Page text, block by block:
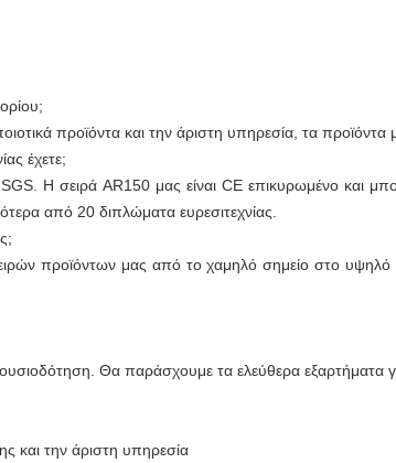
προϊόντα και την άριστη υπηρεσία, τα
έχετε;
Η σειρά AR150 μας είναι CE επικυρωμένο και
από 20 διπλώματα ευρεσιτεχνίας.
προϊόντων μας από το χαμηλό σημείο στο
Θα παράσχουμε τα ελεύθερα εξαρτήματα
και την άριστη υπηρεσία